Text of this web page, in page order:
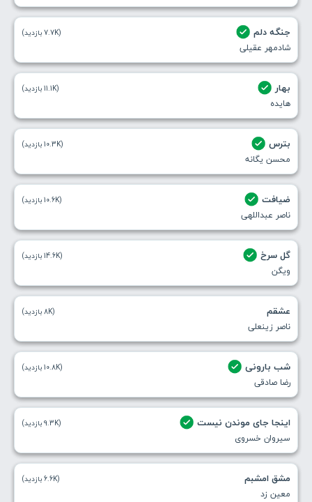
جنگه دلم
شادمهر عقیلی
(7.7K بازدید)
بهار
هایده
(11.1K بازدید)
بترس
محسن یگانه
(10.3K بازدید)
ضیافت
ناصر عبداللهی
(10.6K بازدید)
گل سرخ
ویگن
(14.6K بازدید)
عشقم
ناصر زینعلی
(8K بازدید)
شب بارونی
رضا صادقی
(10.8K بازدید)
اینجا جای موندن نیست
سیروان خسروی
(9.3K بازدید)
مشق امشبم
معین زد
(6.6K بازدید)